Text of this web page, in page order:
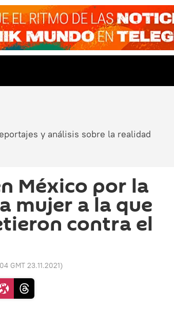
y análisis sobre la realidad
México por la
mujer a la que
contra el
GMT 23.11.2021)